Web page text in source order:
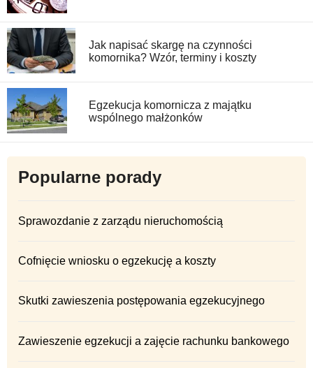
Jak napisać skargę na czynności
komornika? Wzór, terminy i koszty
Egzekucja komornicza z majątku
wspólnego małżonków
Popularne porady
Sprawozdanie z zarządu nieruchomością
Cofnięcie wniosku o egzekucję a koszty
Skutki zawieszenia postępowania egzekucyjnego
Zawieszenie egzekucji a zajęcie rachunku bankowego